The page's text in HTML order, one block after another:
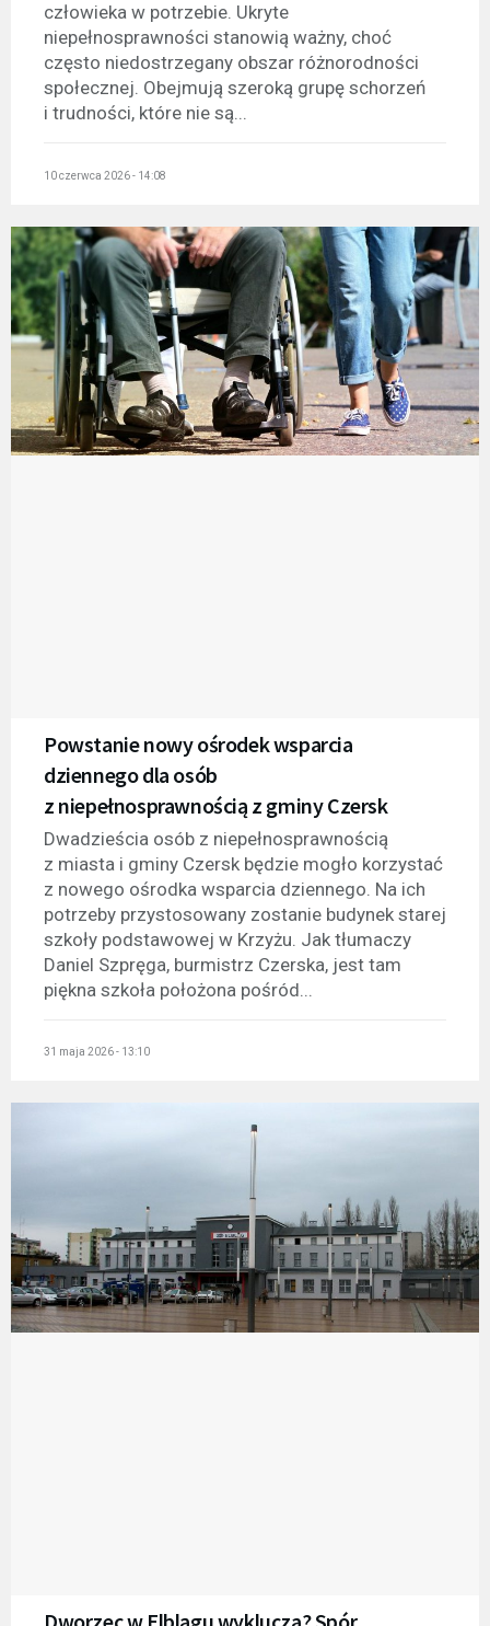
człowieka w potrzebie. Ukryte
niepełnosprawności stanowią ważny, choć
często niedostrzegany obszar różnorodności
społecznej. Obejmują szeroką grupę schorzeń
i trudności, które nie są...
10 czerwca 2026 - 14:08
Powstanie nowy ośrodek wsparcia
dziennego dla osób
z niepełnosprawnością z gminy Czersk
Dwadzieścia osób z niepełnosprawnością
z miasta i gminy Czersk będzie mogło korzystać
z nowego ośrodka wsparcia dziennego. Na ich
potrzeby przystosowany zostanie budynek starej
szkoły podstawowej w Krzyżu. Jak tłumaczy
Daniel Szpręga, burmistrz Czerska, jest tam
piękna szkoła położona pośród...
31 maja 2026 - 13:10